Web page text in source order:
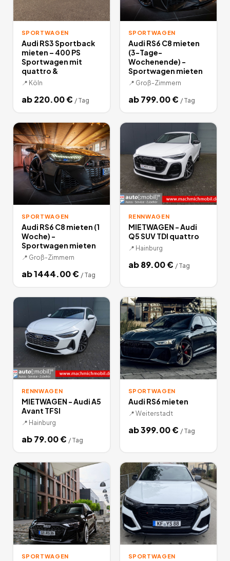
SPORTWAGEN
Audi RS3 Sportback
mieten – 400 PS
Sportwagen mit
quattro &
📍 Köln
ab220.00€ / Tag
SPORTWAGEN
Audi RS6 C8 mieten
(3-Tage-
Wochenende) -
Sportwagen mieten
📍 Groß-Zimmern
ab799.00€ / Tag
SPORTWAGEN
Audi RS6 C8 mieten (1
Woche) -
Sportwagen mieten
📍 Groß-Zimmern
ab1444.00€ / Tag
RENNWAGEN
MIETWAGEN - Audi
Q5 SUV TDI quattro
📍 Hainburg
ab89.00€ / Tag
RENNWAGEN
MIETWAGEN - Audi A5
Avant TFSI
📍 Hainburg
ab79.00€ / Tag
SPORTWAGEN
Audi RS6 mieten
📍 Weiterstadt
ab399.00€ / Tag
SPORTWAGEN SPORTWAGEN